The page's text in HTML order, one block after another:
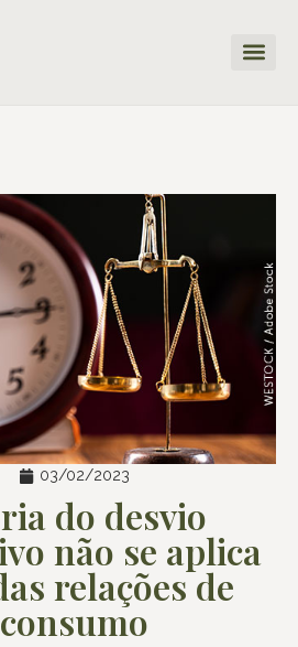
03/02/2023
do desvio
não se aplica
relações de
consumo